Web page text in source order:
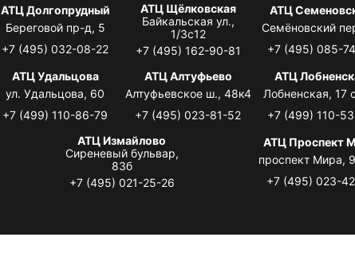
АТЦ Долгопрудный
Береговой пр-д, 5
+7 (495) 032-08-22
АТЦ Щёлковская
Байкальская ул.,
1/3с12
+7 (495) 162-90-81
АТЦ
Семёновский
+7 (495) 085-
АТЦ Удальцова
ул. Удальцова, 60
+7 (499) 110-86-79
АТЦ Алтуфьево
Алтуфьевское ш., 48к4
+7 (495) 023-81-52
АТЦ
Лобненская, 17
+7 (499) 110-
АТЦ Измайлово
Сиреневый бульвар,
83б
+7 (495) 021-25-26
АТЦ Проспект
проспект Мира,
+7 (495) 023-